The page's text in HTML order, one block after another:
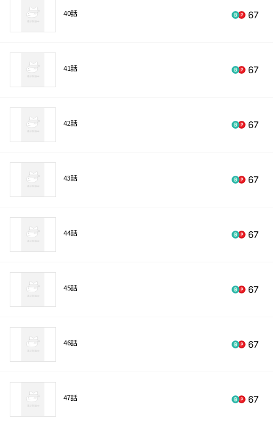
40話 67
41話 67
42話 67
43話 67
44話 67
45話 67
46話 67
47話 67